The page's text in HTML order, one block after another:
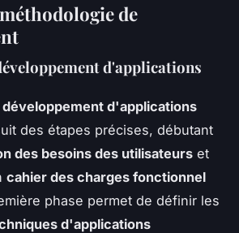
de
d'applications
d'applications
des étapes précises, débutant
des besoins des utilisateurs et
cahier des charges fonctionnel
phase permet de définir les
d'applications